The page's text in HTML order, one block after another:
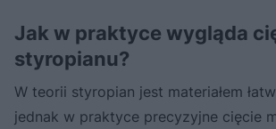
Spróbuj ponownie
Jak w praktyce wygląda
styropianu?
W teorii styropian jest materiałem
jednak w praktyce precyzyjne cięcie